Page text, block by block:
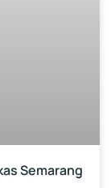
Semarang